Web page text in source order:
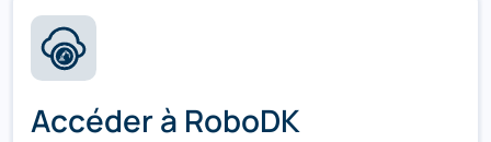
Accéder à RoboDK